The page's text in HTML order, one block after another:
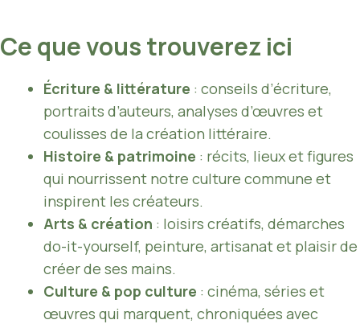
Ce que vous trouverez ici
Écriture & littérature : conseils d’écriture,
portraits d’auteurs, analyses d’œuvres et
coulisses de la création littéraire.
Histoire & patrimoine : récits, lieux et figures
qui nourrissent notre culture commune et
inspirent les créateurs.
Arts & création : loisirs créatifs, démarches
do-it-yourself, peinture, artisanat et plaisir de
créer de ses mains.
Culture & pop culture : cinéma, séries et
œuvres qui marquent, chroniquées avec